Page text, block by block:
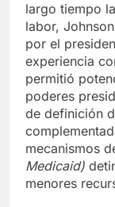
largo tiempo
labor,
por el
experiencia
permitió
poderes
de definición
mecanismos
Medicaid)
menores